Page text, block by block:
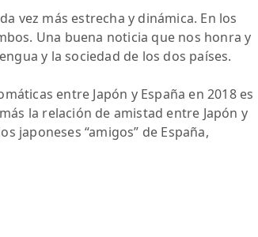
vez más estrecha y dinámica. En los
Una buena noticia que nos honra y
y la sociedad de los dos países.
entre Japón y España en 2018 es
la relación de amistad entre Japón y
japoneses “amigos” de España,